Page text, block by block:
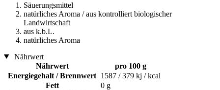
Säuerungsmittel
natürliches Aroma / aus kontrolliert biologischer
Landwirtschaft
aus k.b.L.
natürliches Aroma
Nährwert
Nährwert
pro 100 g
Energiegehalt / Brennwert 1587 / 379 kj / kcal
Fett
0 g